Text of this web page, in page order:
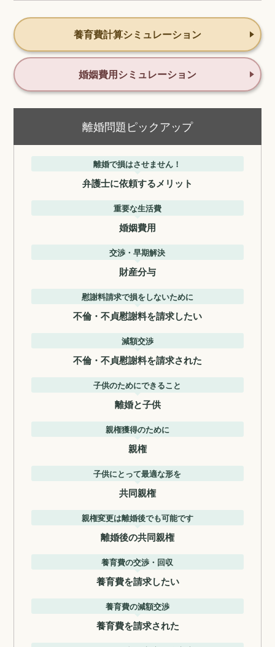
養育費計算シミュレーション
婚姻費用シミュレーション
離婚問題ピックアップ
離婚で損はさせません！
弁護士に依頼するメリット
重要な生活費
婚姻費用
交渉・早期解決
財産分与
慰謝料請求で損をしないために
不倫・不貞慰謝料を請求したい
減額交渉
不倫・不貞慰謝料を請求された
子供のためにできること
離婚と子供
親権獲得のために
親権
子供にとって最適な形を
共同親権
親権変更は離婚後でも可能です
離婚後の共同親権
養育費の交渉・回収
養育費を請求したい
養育費の減額交渉
養育費を請求された